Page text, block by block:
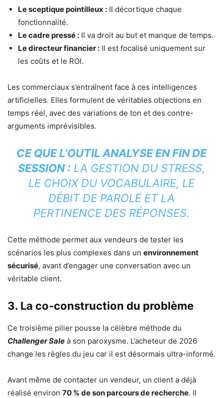
Le sceptique pointilleux : Il décortique chaque
fonctionnalité.
Le cadre pressé : Il va droit au but et manque de temps.
Le directeur financier : Il est focalisé uniquement sur
les coûts et le ROI.
Les commerciaux s’entraînent face à ces intelligences
artificielles. Elles formulent de véritables objections en
temps réel, avec des variations de ton et des contre-
arguments imprévisibles.
CE QUE L’OUTIL ANALYSE EN FIN DE
SESSION : LA GESTION DU STRESS,
LE CHOIX DU VOCABULAIRE, LE
DÉBIT DE PAROLE ET LA
PERTINENCE DES RÉPONSES.
Cette méthode permet aux vendeurs de tester les
scénarios les plus complexes dans un environnement
sécurisé, avant d’engager une conversation avec un
véritable client.
3. La co-construction du problème
Ce troisième pilier pousse la célèbre méthode du
Challenger Sale à son paroxysme. L’acheteur de 2026
change les règles du jeu car il est désormais ultra-informé.
Avant même de contacter un vendeur, un client a déjà
réalisé environ 70 % de son parcours de recherche. Il